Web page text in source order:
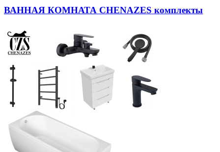
ВАННАЯ КОМНАТА CHENAZES комплекты